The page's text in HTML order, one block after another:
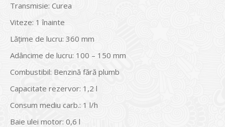
Transmisie: Curea
Viteze: 1 înainte
Lățime de lucru: 360 mm
Adâncime de lucru: 100 – 150 mm
Combustibil: Benzină fără plumb
Capacitate rezervor: 1,2 l
Consum mediu carb.: 1 l/h
Baie ulei motor: 0,6 l